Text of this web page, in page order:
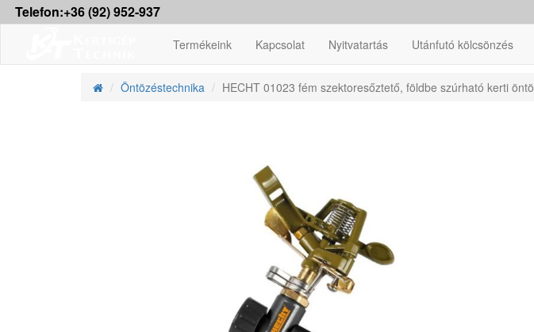
Telefon:+36 (92) 952-937
Termékeink Kapcsolat Nyitvatartás Utánfutó kölcsönzés
Öntözéstechnika HECHT 01023 fém szektoresőztető, földbe szúrható kerti